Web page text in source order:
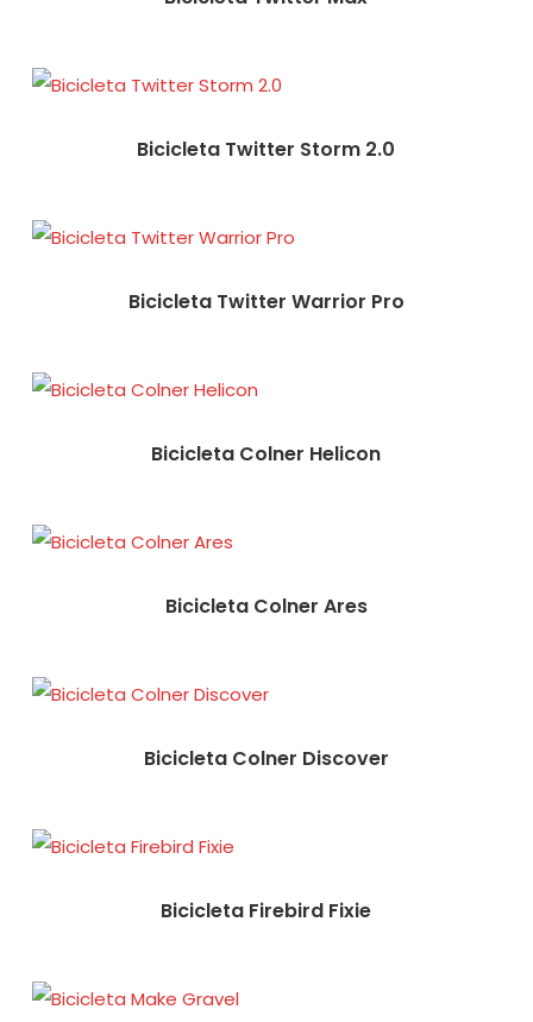
Bicicleta Twitter Storm 2.0
Bicicleta Twitter Warrior Pro
Bicicleta Colner Helicon
Bicicleta Colner Ares
Bicicleta Colner Discover
Bicicleta Firebird Fixie